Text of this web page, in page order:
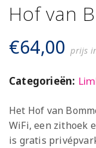
Hof van
€64,00 prijs
Categorieën:
Het Hof van
WiFi, een zithoek
is gratis